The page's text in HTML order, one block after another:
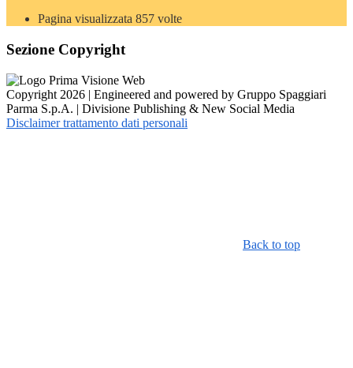
Pagina visualizzata 857 volte
Sezione Copyright
Copyright 2026 | Engineered and powered by Gruppo Spaggiari
Parma S.p.A. | Divisione Publishing & New Social Media
Disclaimer trattamento dati personali
Back to top